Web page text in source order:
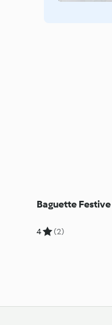
Baguette Festive
4 (2)